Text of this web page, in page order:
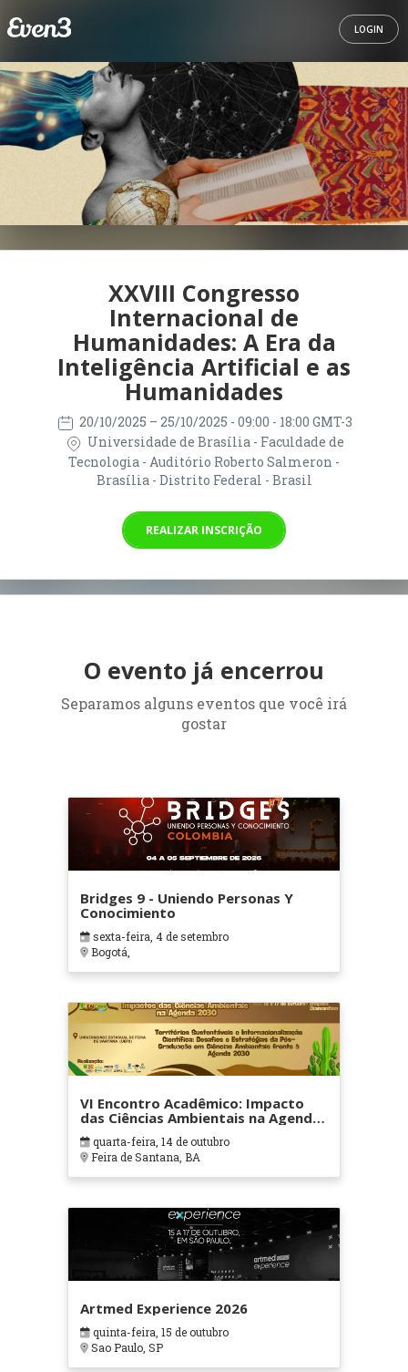
LOGIN
XXVIII Congresso
Internacional de
Humanidades: A Era da
Inteligência Artificial e as
Humanidades
20/10/2025 – 25/10/2025 - 09:00 - 18:00 GMT-3
Universidade de Brasília - Faculdade de
Tecnologia - Auditório Roberto Salmeron -
Brasília - Distrito Federal - Brasil
REALIZAR INSCRIÇÃO
O evento já encerrou
Separamos alguns eventos que você irá
gostar
Bridges 9 - Uniendo Personas Y
Conocimiento
sexta-feira, 4 de setembro
Bogotá,
VI Encontro Acadêmico: Impacto
das Ciências Ambientais na Agenda
2030
quarta-feira, 14 de outubro
Feira de Santana, BA
Artmed Experience 2026
quinta-feira, 15 de outubro
Sao Paulo, SP